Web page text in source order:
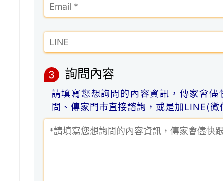
3 詢問內容
請填寫您想詢問的內容資訊，傳家會
問、傳家門市直接諮詢，或是加LINE(微